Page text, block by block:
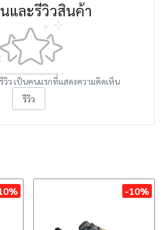
และรีวิวสินค้า
วิว เป็นคนแรกที่แสดงความคิดเห็น
รีวิว
-10%